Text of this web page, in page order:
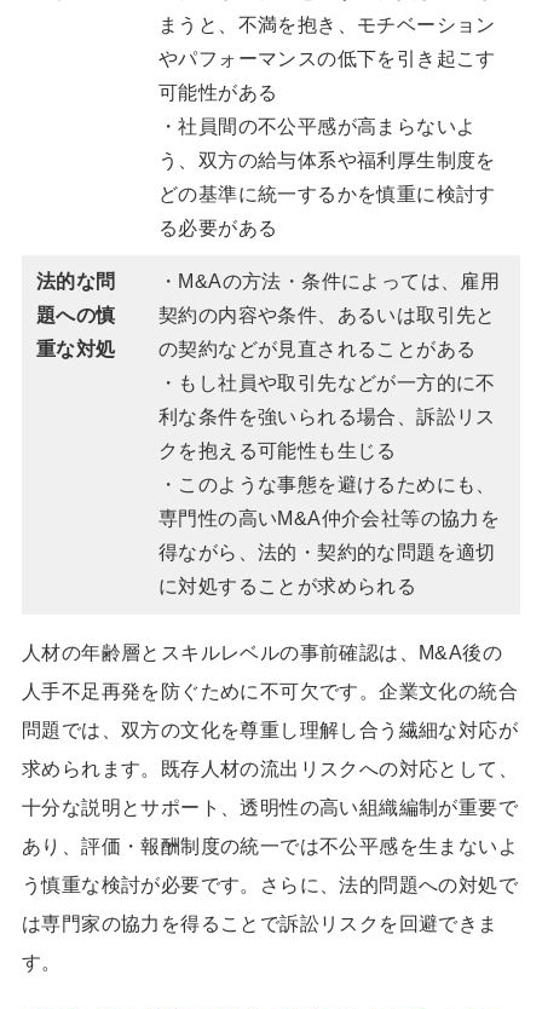
まうと、不満を抱き、モチベーション
やパフォーマンスの低下を引き起こす
可能性がある
・社員間の不公平感が高まらないよ
う、双方の給与体系や福利厚生制度を
どの基準に統一するかを慎重に検討す
る必要がある
法的な問
題への慎
重な対処
・M&Aの方法・条件によっては、雇用
契約の内容や条件、あるいは取引先と
の契約などが見直されることがある
・もし社員や取引先などが一方的に不
利な条件を強いられる場合、訴訟リス
クを抱える可能性も生じる
・このような事態を避けるためにも、
専門性の高いM&A仲介会社等の協力を
得ながら、法的・契約的な問題を適切
に対処することが求められる
人材の年齢層とスキルレベルの事前確認は、M&A後の
人手不足再発を防ぐために不可欠です。企業文化の統合
問題では、双方の文化を尊重し理解し合う繊細な対応が
求められます。既存人材の流出リスクへの対応として、
十分な説明とサポート、透明性の高い組織編制が重要で
あり、評価・報酬制度の統一では不公平感を生まないよ
う慎重な検討が必要です。さらに、法的問題への対処で
は専門家の協力を得ることで訴訟リスクを回避できま
す。